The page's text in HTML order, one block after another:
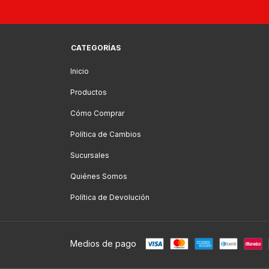
CATEGORÍAS
Inicio
Productos
Cómo Comprar
Política de Cambios
Sucursales
Quiénes Somos
Política de Devolución
Medios de pago